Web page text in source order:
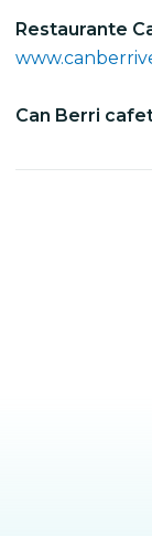
Restaurante
Can Berri